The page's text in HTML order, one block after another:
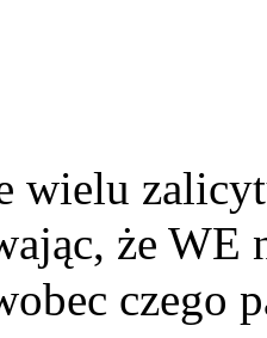
wielu
że
czego